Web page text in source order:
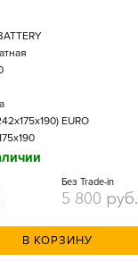
EURO
Без Trade-in
5 800 руб.
В КОРЗИНУ